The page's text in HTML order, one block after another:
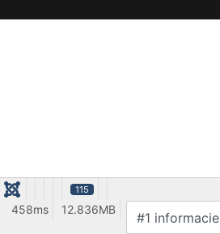
115
12.836MB
458ms